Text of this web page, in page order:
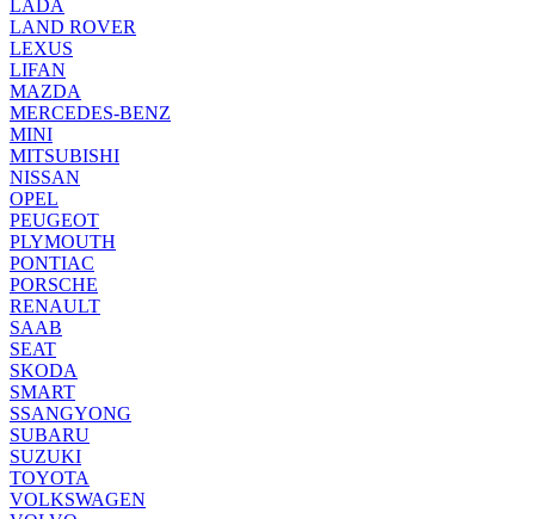
LADA
LAND ROVER
LEXUS
LIFAN
MAZDA
MERCEDES-BENZ
MINI
MITSUBISHI
NISSAN
OPEL
PEUGEOT
PLYMOUTH
PONTIAC
PORSCHE
RENAULT
SAAB
SEAT
SKODA
SMART
SSANGYONG
SUBARU
SUZUKI
TOYOTA
VOLKSWAGEN